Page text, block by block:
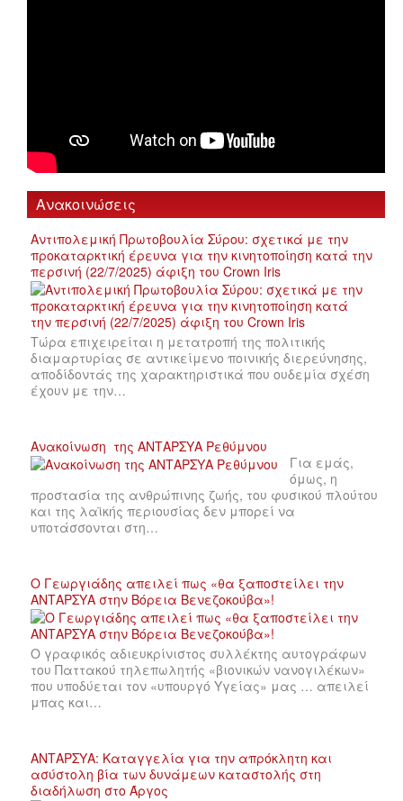
Ανακοινώσεις
Αντιπολεμική Πρωτοβουλία Σύρου: σχετικά με την
προκαταρκτική έρευνα για την κινητοποίηση κατά την
περσινή (22/7/2025) άφιξη του Crown Iris
Τώρα επιχειρείται η μετατροπή της πολιτικής
διαμαρτυρίας σε αντικείμενο ποινικής διερεύνησης,
αποδίδοντάς της χαρακτηριστικά που ουδεμία σχέση
έχουν με την…
Ανακοίνωση της ΑΝΤΑΡΣΥΑ Ρεθύμνου
Για εμάς,
όμως, η
προστασία της ανθρώπινης ζωής, του φυσικού πλούτου
και της λαϊκής περιουσίας δεν μπορεί να
υποτάσσονται στη…
Ο Γεωργιάδης απειλεί πως «θα ξαποστείλει την
ΑΝΤΑΡΣΥΑ στην Βόρεια Βενεζοκούβα»!
Ο γραφικός αδιευκρίνιστος συλλέκτης αυτογράφων
του Παττακού τηλεπωλητής «βιονικών νανογιλέκων»
που υποδύεται τον «υπουργό Υγείας» μας … απειλεί
μπας και…
ΑΝΤΑΡΣΥΑ: Καταγγελία για την απρόκλητη και
ασύστολη βία των δυνάμεων καταστολής στη
διαδήλωση στο Άργος